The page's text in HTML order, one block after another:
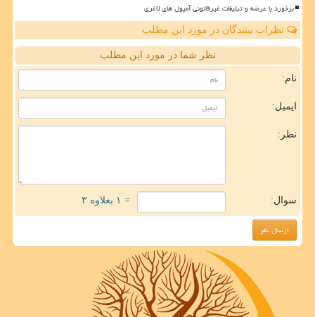
برخورد با عرضه و تبلیغات غیرقانونی آمپول های لاغری
نظرات بینندگان در مورد این مطلب
نظر شما در مورد این مطلب
نام:
ایمیل:
نظر:
سوال: = ۱ بعلاوه ۳